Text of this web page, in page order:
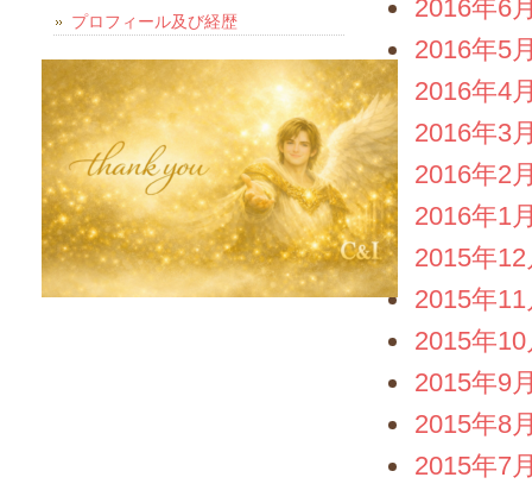
2016年6
2016年5
2016年4
2016年3
2016年2
2016年1
2015年12
2015年11
2015年10
2015年9
2015年8
2015年7
プロフィール及び経歴